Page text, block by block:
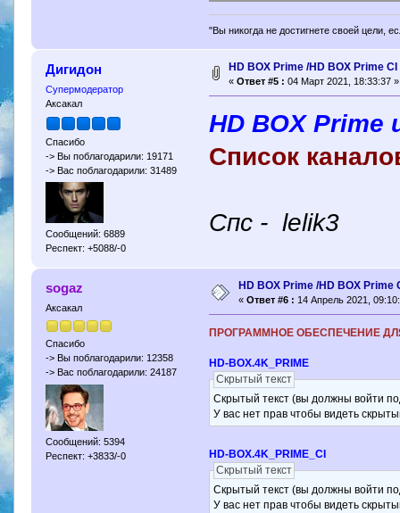
"Вы никогда не достигнете своей цели,
Дигидон
Супермодератор
Аксакал
Спасибо
-> Вы поблагодарили: 19171
-> Вас поблагодарили: 31489
Сообщений: 6889
Респект: +5088/-0
HD BOX Prime /HD BOX Prime CI
« Ответ #5 : 04 Март 2021, 18:33:37 »
HD BOX Prime
Список
Спc - lelik3
sogaz
Аксакал
Спасибо
-> Вы поблагодарили: 12358
-> Вас поблагодарили: 24187
Сообщений: 5394
Респект: +3833/-0
HD BOX Prime /HD BOX Prime
« Ответ #6 : 14 Апрель 2021,
ПРОГРАММНОЕ ОБЕСПЕЧЕНИЕ ДЛЯ
HD-BOX.4K_PRIME
Скрытый текст
Скрытый текст (вы должны войти
У вас нет прав чтобы видеть
HD-BOX.4K_PRIME_CI
Скрытый текст
Скрытый текст (вы должны войти
У вас нет прав чтобы видеть